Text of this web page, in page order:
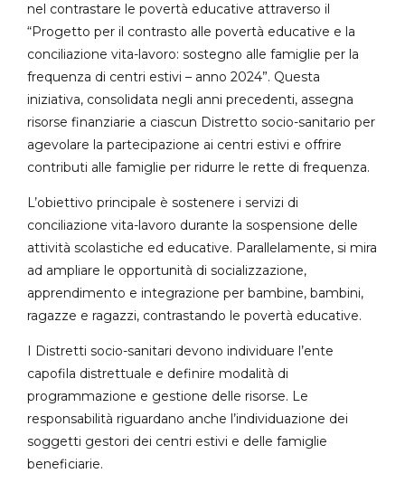
nel contrastare le povertà educative attraverso il
“Progetto per il contrasto alle povertà educative e la
conciliazione vita-lavoro: sostegno alle famiglie per la
frequenza di centri estivi – anno 2024”. Questa
iniziativa, consolidata negli anni precedenti, assegna
risorse finanziarie a ciascun Distretto socio-sanitario per
agevolare la partecipazione ai centri estivi e offrire
contributi alle famiglie per ridurre le rette di frequenza.
L’obiettivo principale è sostenere i servizi di
conciliazione vita-lavoro durante la sospensione delle
attività scolastiche ed educative. Parallelamente, si mira
ad ampliare le opportunità di socializzazione,
apprendimento e integrazione per bambine, bambini,
ragazze e ragazzi, contrastando le povertà educative.
I Distretti socio-sanitari devono individuare l’ente
capofila distrettuale e definire modalità di
programmazione e gestione delle risorse. Le
responsabilità riguardano anche l’individuazione dei
soggetti gestori dei centri estivi e delle famiglie
beneficiarie.